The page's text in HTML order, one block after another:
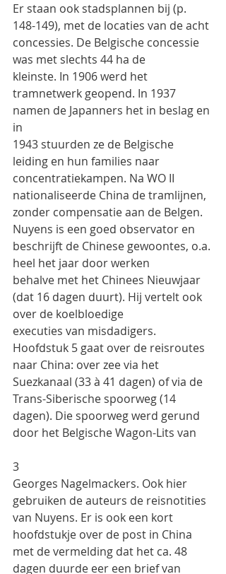
Er staan ook stadsplannen bij (p.
148-149), met de locaties van de acht
concessies. De Belgische concessie
was met slechts 44 ha de
kleinste. In 1906 werd het
tramnetwerk geopend. In 1937
namen de Japanners het in beslag en
in
1943 stuurden ze de Belgische
leiding en hun families naar
concentratiekampen. Na WO II
nationaliseerde China de tramlijnen,
zonder compensatie aan de Belgen.
Nuyens is een goed observator en
beschrijft de Chinese gewoontes, o.a.
heel het jaar door werken
behalve met het Chinees Nieuwjaar
(dat 16 dagen duurt). Hij vertelt ook
over de koelbloedige
executies van misdadigers.
Hoofdstuk 5 gaat over de reisroutes
naar China: over zee via het
Suezkanaal (33 à 41 dagen) of via de
Trans-Siberische spoorweg (14
dagen). Die spoorweg werd gerund
door het Belgische Wagon-Lits van
3
Georges Nagelmackers. Ook hier
gebruiken de auteurs de reisnotities
van Nuyens. Er is ook een kort
hoofdstukje over de post in China
met de vermelding dat het ca. 48
dagen duurde eer een brief van